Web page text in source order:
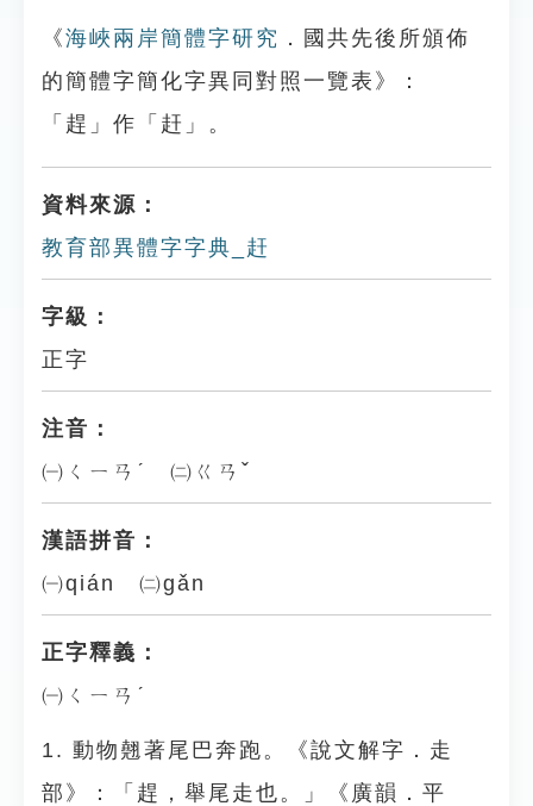
《海峽兩岸簡體字研究 ．國共先後所頒佈
的簡體字簡化字異同對照一覽表》：
「趕」作「赶」。
資料來源：
教育部異體字字典_赶
字級：
正字
注音：
㈠ㄑㄧㄢˊ ㈡ㄍㄢˇ
漢語拼音：
㈠qián ㈡gǎn
正字釋義：
㈠ㄑㄧㄢˊ
1. 動物翹著尾巴奔跑。《說文解字．走
部》：「趕，舉尾走也。」《廣韻．平